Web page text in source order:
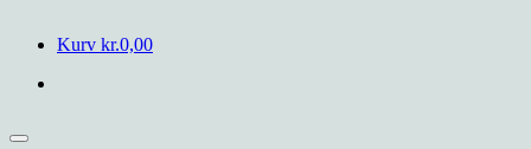
Kurv kr.0,00